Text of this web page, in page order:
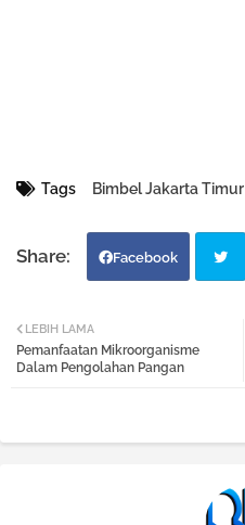
Tags Bimbel Jakarta Timur
Facebook
LEBIH LAMA
Pemanfaatan Mikroorganisme
Dalam Pengolahan Pangan